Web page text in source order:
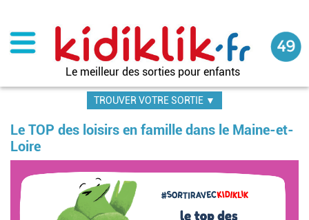
contenu
principal
Le meilleur des sorties pour enfants
TROUVER VOTRE SORTIE ▼
Le TOP des loisirs en famille dans le Maine-et-
Loire